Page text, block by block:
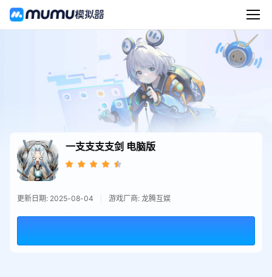
一支支支支剑 电脑版
更新日期: 2025-08-04 游戏厂商: 龙腾互娱